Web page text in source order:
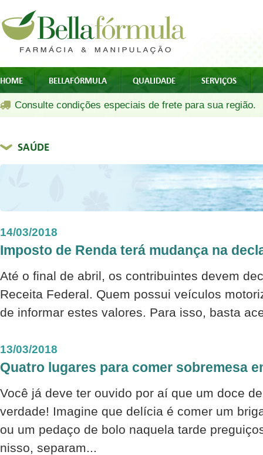
HOME BELLAFÓRMULA QUALIDADE SERVIÇOS
Consulte condições especiais de frete para sua região.
SAÚDE
14/03/2018
Imposto de Renda terá mudança na
Até o final de abril, os contribuintes devem
Receita Federal. Quem possui veículos
de informar estes valores. Para isso, basta
13/03/2018
Quatro lugares para comer sobremesa
Você já deve ter ouvido por aí que um doce
verdade! Imagine que delícia é comer um
ou um pedaço de bolo naquela tarde
nisso, separam...